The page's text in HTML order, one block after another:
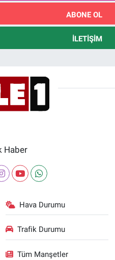
ABONE OL
İLETIŞIM
Haber
Hava Durumu
Trafik Durumu
Tüm Manşetler